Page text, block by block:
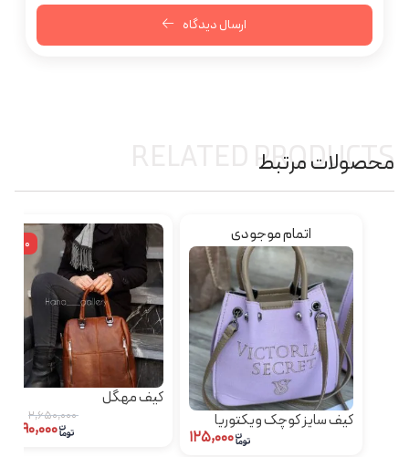
ارسال دیدگاه
محصولات مرتبط
RELATED PRODUCTS
اتمام موجودی
کیف سایز کوچک ویکتوریا
٪10
کیف مهگل
۲,۶۵۰,۰۰۰